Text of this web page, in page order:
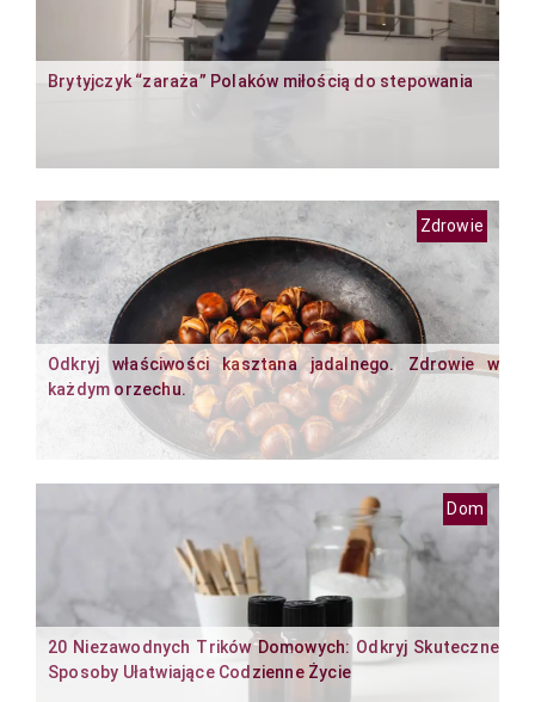
Brytyjczyk “zaraża” Polaków miłością do stepowania
Odkryj właściwości kasztana jadalnego. Zdrowie w
każdym orzechu.
Zdrowie
20 Niezawodnych Trików Domowych: Odkryj Skuteczne
Sposoby Ułatwiające Codzienne Życie
Dom